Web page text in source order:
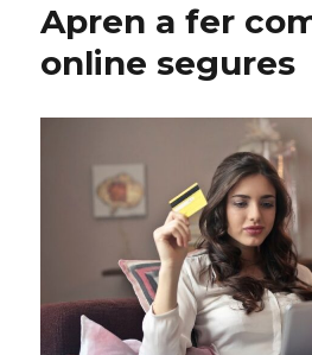
Apren a fer
online segures